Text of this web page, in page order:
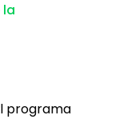
programa